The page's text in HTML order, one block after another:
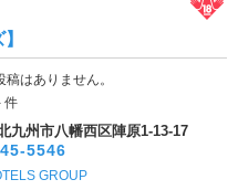
稿はありません。
件
九州市八幡西区陣原1-13-17
5546
GROUP